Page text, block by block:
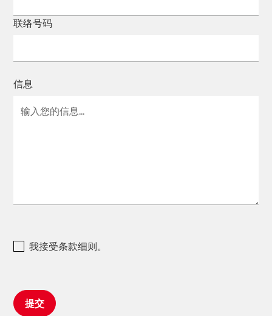
联络号码
信息
我接受条款细则。